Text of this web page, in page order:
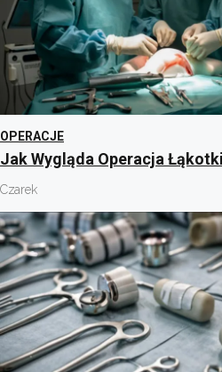
OPERACJE
Jak Wygląda Operacja Łąkotki
Czarek